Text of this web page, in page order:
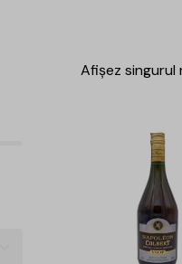
Afișez singurul